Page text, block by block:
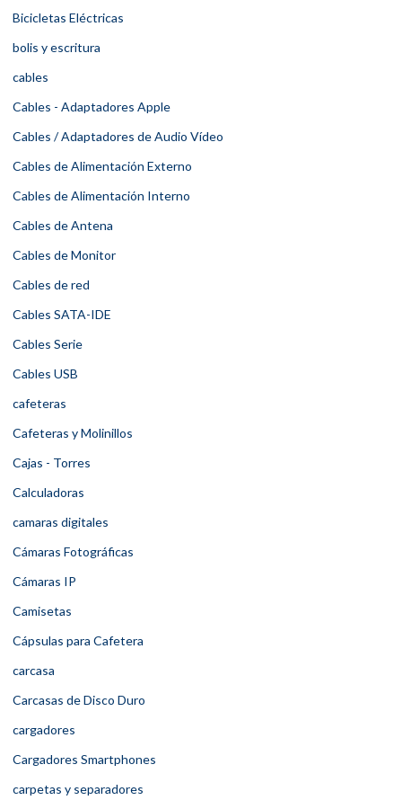
Bicicletas Eléctricas
bolis y escritura
cables
Cables - Adaptadores Apple
Cables / Adaptadores de Audio Vídeo
Cables de Alimentación Externo
Cables de Alimentación Interno
Cables de Antena
Cables de Monitor
Cables de red
Cables SATA-IDE
Cables Serie
Cables USB
cafeteras
Cafeteras y Molinillos
Cajas - Torres
Calculadoras
camaras digitales
Cámaras Fotográficas
Cámaras IP
Camisetas
Cápsulas para Cafetera
carcasa
Carcasas de Disco Duro
cargadores
Cargadores Smartphones
carpetas y separadores